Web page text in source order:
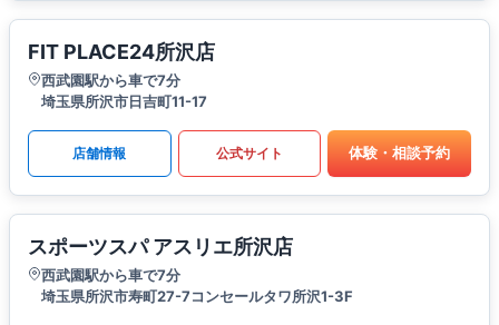
FIT PLACE24所沢店
西武園駅から車で7分
埼玉県所沢市日吉町11-17
店舗情報 公式サイト 体験・相談予約
スポーツスパ アスリエ所沢店
西武園駅から車で7分
埼玉県所沢市寿町27-7コンセールタワ所沢1-3F